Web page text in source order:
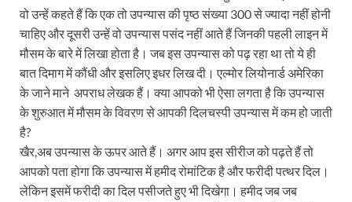
वो उन्हें कहते हैं कि एक तो उपन्यास की पृष्ठ संख्या 300 से ज्यादा नहीं होनी
चाहिए और दूसरी उन्हें वो उपन्यास पसंद नहीं आते हैं जिनकी पहली लाइन में
मौसम के बारे में लिखा होता है। जब इस उपन्यास को पढ़ रहा था तो ये ही
बात दिमाग में कौंधी और इसलिए इधर लिख दी। एल्मोर लियोनार्ड अमेरिका
के जाने माने अपराध लेखक हैं। क्या आपको भी ऐसा लगता है कि उपन्यास
के शुरुआत में मौसम के विवरण से आपकी दिलचस्पी उपन्यास में कम हो जाती
है?
खैर,अब उपन्यास के ऊपर आते हैं। अगर आप इस सीरीज को पढ़ते हैं तो
आपको पता होगा कि उपन्यास में हमीद रोमांटिक है और फरीदी पत्थर दिल।
लेकिन इसमें फरीदी का दिल पसीजते हुए भी दिखेगा। हमीद जब जब